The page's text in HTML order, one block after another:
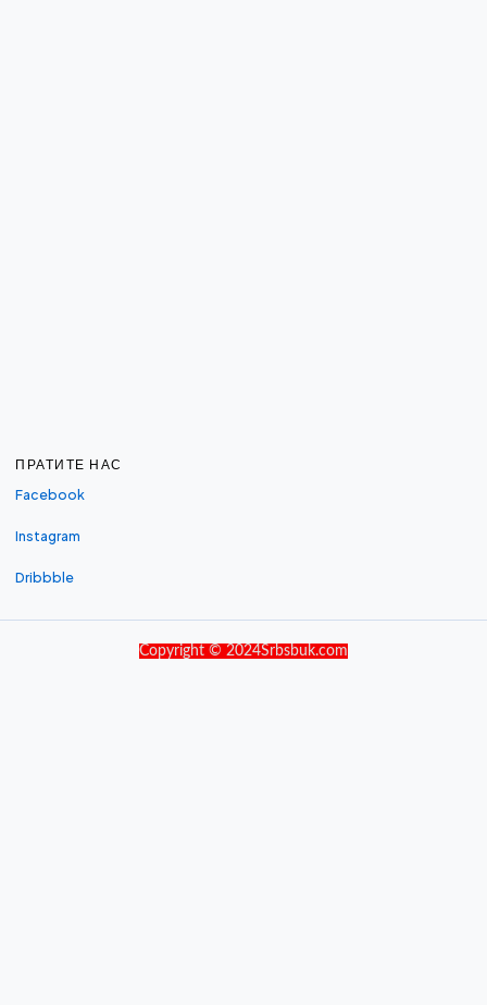
ПРАТИТЕ НАС
Facebook
Instagram
Dribbble
Copyright © 2024Srbsbuk.com